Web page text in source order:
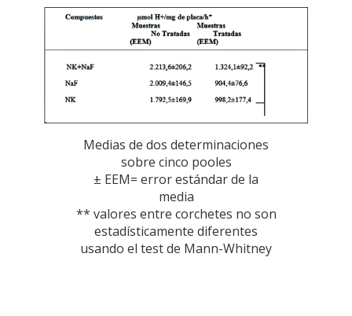
Medias de dos determinaciones
sobre cinco pooles
± EEM= error estándar de la
media
** valores entre corchetes no son
estadísticamente diferentes
usando el test de Mann-Whitney